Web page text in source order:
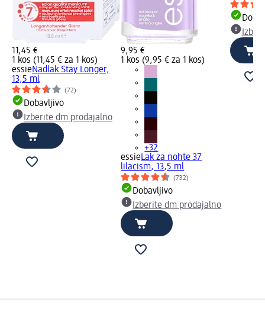
11,45 €
1 kos (11,45 € za 1 kos)
essieNadlak Stay Longer,
13,5 ml
(72)
Dobavljivo
Izberite dm prodajalno
9,95 €
1 kos (9,95 € za 1 kos)
+32
essieLak za nohte 37
lilacism, 13,5 ml
(732)
Dobavljivo
Izberite dm prodajalno